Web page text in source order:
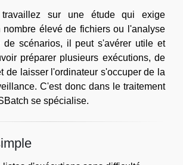
travaillez sur une étude qui exige
nombre élevé de fichiers ou l'analyse
de scénarios, il peut s'avérer utile et
préparer plusieurs exécutions, de
de laisser l'ordinateur s'occuper de la
C'est donc dans le traitement
se spécialise.